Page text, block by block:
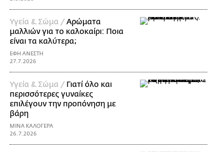
Υγεία & Σώμα /Αρώματα
μαλλιών για το καλοκαίρι: Ποια
είναι τα καλύτερα;
ΕΦΗ ΑΝΕΣΤΗ
27.7.2026
Υγεία & Σώμα / Γιατί όλο και
περισσότερες γυναίκες
επιλέγουν την προπόνηση με
βάρη
ΜΙΝΑ ΚΑΛΟΓΕΡΑ
26.7.2026